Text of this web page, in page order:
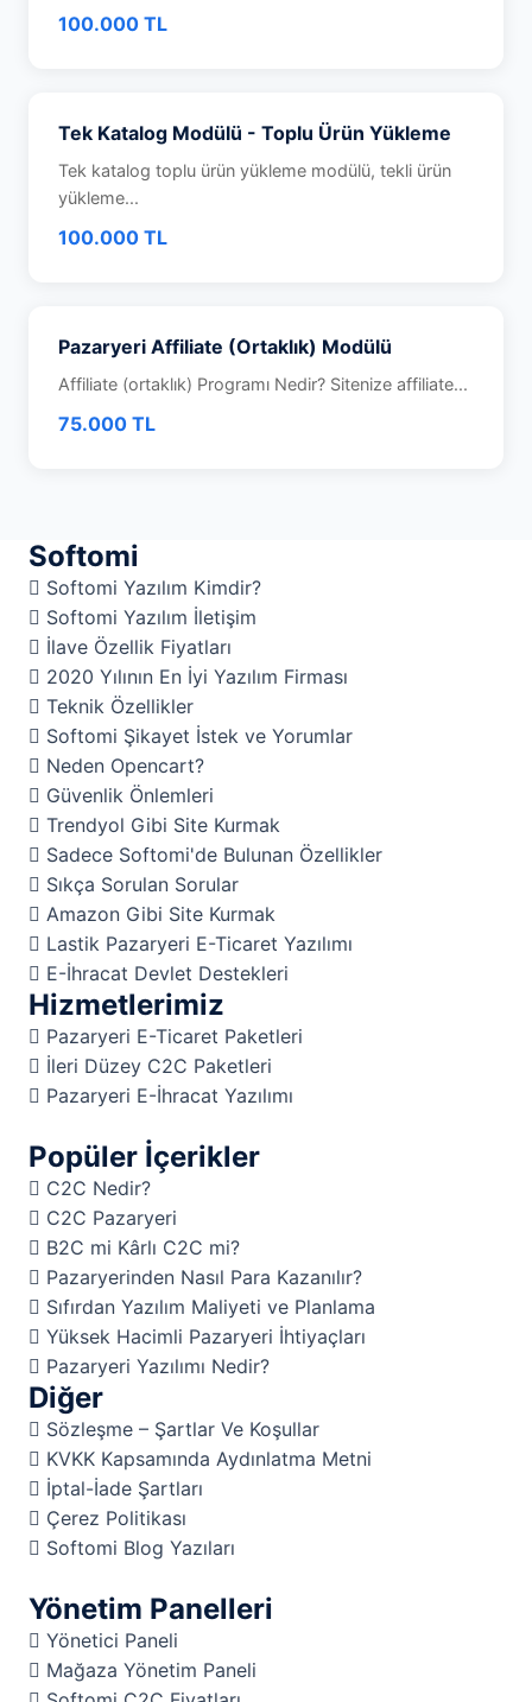
100.000 TL
Tek Katalog Modülü - Toplu Ürün Yükleme
Tek katalog toplu ürün yükleme modülü, tekli ürün
yükleme...
100.000 TL
Pazaryeri Affiliate (Ortaklık) Modülü
Affiliate (ortaklık) Programı Nedir? Sitenize affiliate...
75.000 TL
Softomi
Softomi Yazılım Kimdir?
Softomi Yazılım İletişim
İlave Özellik Fiyatları
2020 Yılının En İyi Yazılım Firması
Teknik Özellikler
Softomi Şikayet İstek ve Yorumlar
Neden Opencart?
Güvenlik Önlemleri
Trendyol Gibi Site Kurmak
Sadece Softomi'de Bulunan Özellikler
Sıkça Sorulan Sorular
Amazon Gibi Site Kurmak
Lastik Pazaryeri E-Ticaret Yazılımı
E-İhracat Devlet Destekleri
Hizmetlerimiz
Pazaryeri E-Ticaret Paketleri
İleri Düzey C2C Paketleri
Pazaryeri E-İhracat Yazılımı
Popüler İçerikler
C2C Nedir?
C2C Pazaryeri
B2C mi Kârlı C2C mi?
Pazaryerinden Nasıl Para Kazanılır?
Sıfırdan Yazılım Maliyeti ve Planlama
Yüksek Hacimli Pazaryeri İhtiyaçları
Pazaryeri Yazılımı Nedir?
Diğer
Sözleşme – Şartlar Ve Koşullar
KVKK Kapsamında Aydınlatma Metni
İptal-İade Şartları
Çerez Politikası
Softomi Blog Yazıları
Yönetim Panelleri
Yönetici Paneli
Mağaza Yönetim Paneli